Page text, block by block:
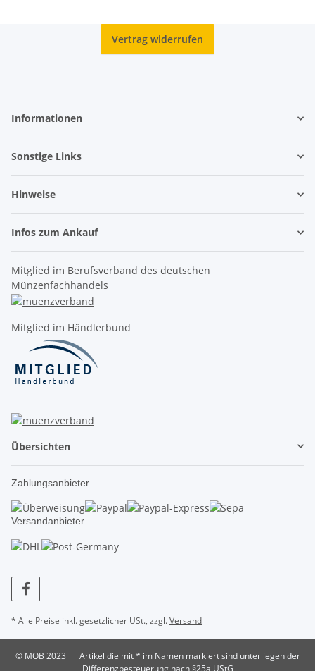
Vertrag widerrufen
Informationen
Sonstige Links
Hinweise
Infos zum Ankauf
Mitglied im Berufsverband des deutschen
Münzenfachhandels
Mitglied im Händlerbund
Übersichten
Zahlungsanbieter
Versandanbieter
* Alle Preise inkl. gesetzlicher USt., zzgl.Versand
© MOB 2023
Artikel die mit * im Namen markiert sind unterliegen der
Differenzbesteuerung nach §25a UStG